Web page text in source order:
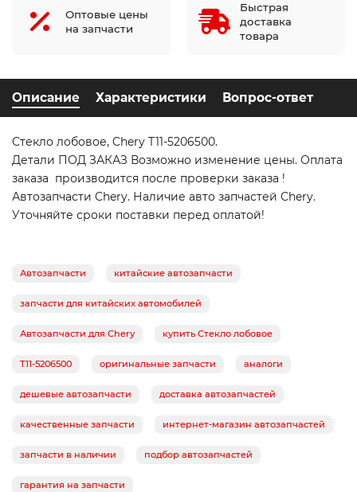
Оптовые цены
на запчасти
Быстрая
доставка
товара
Описание Характеристики Вопрос-ответ
Стекло лобовое, Chery T11-5206500.
Детали ПОД ЗАКАЗ Возможно изменение цены. Оплата
заказа производится после проверки заказа !
Автозапчасти Chery. Наличие авто запчастей Chery.
Уточняйте сроки поставки перед оплатой!
Автозапчасти китайские автозапчасти
запчасти для китайских автомобилей
Автозапчасти для Chery купить Стекло лобовое
T11-5206500 оригинальные запчасти аналоги
дешевые автозапчасти доставка автозапчастей
качественные запчасти интернет-магазин автозапчастей
запчасти в наличии подбор автозапчастей
гарантия на запчасти